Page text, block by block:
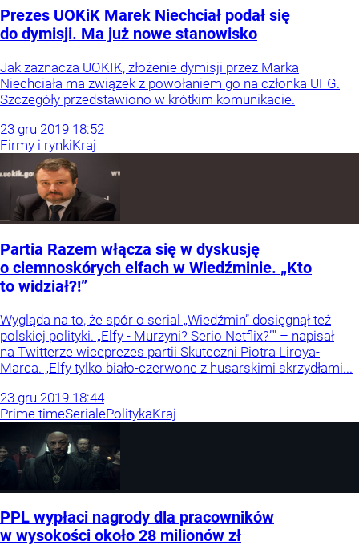
Prezes UOKiK Marek Niechciał podał się
do dymisji. Ma już nowe stanowisko
Jak zaznacza UOKIK, złożenie dymisji przez Marka
Niechciała ma związek z powołaniem go na członka UFG.
Szczegóły przedstawiono w krótkim komunikacie.
23 gru 2019 18:52
Firmy i rynkiKraj
Partia Razem włącza się w dyskusję
o ciemnoskórych elfach w Wiedźminie. „Kto
to widział?!”
Wygląda na to, że spór o serial „Wiedźmin” dosięgnął też
polskiej polityki. „Elfy - Murzyni? Serio Netflix?”" – napisał
na Twitterze wiceprezes partii Skuteczni Piotra Liroya-
Marca. „Elfy tylko biało-czerwone z husarskimi skrzydłami...
23 gru 2019 18:44
Prime timeSerialePolitykaKraj
PPL wypłaci nagrody dla pracowników
w wysokości około 28 milionów zł